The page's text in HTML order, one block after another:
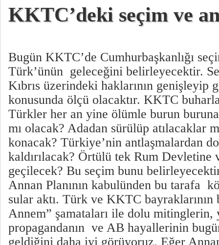
KKTC’deki seçim ve
Bugün KKTC’de Cumhurbaşkanlığı
Türk’ünün geleceğini belirleyecektir.
Kıbrıs üzerindeki haklarının genişleyip
konusunda ölçü olacaktır. KKTC
Türkler her an yine ölümle burun
mı olacak? Adadan sürülüp atılacaklar
konacak? Türkiye’nin antlaşmalardan
kaldırılacak? Örtülü tek Rum
geçilecek? Bu seçim bunu
Annan Planının kabulünden bu tarafa
sular aktı. Türk ve KKTC bayraklarının
Annem” şamataları ile dolu mitinglerin,
propagandanın ve AB hayallerinin
geldiğini daha iyi görüyoruz. Eğer